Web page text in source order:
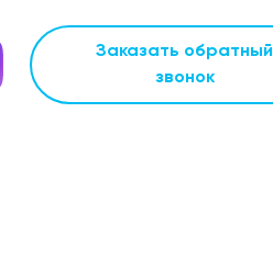
Заказать обратный
звонок